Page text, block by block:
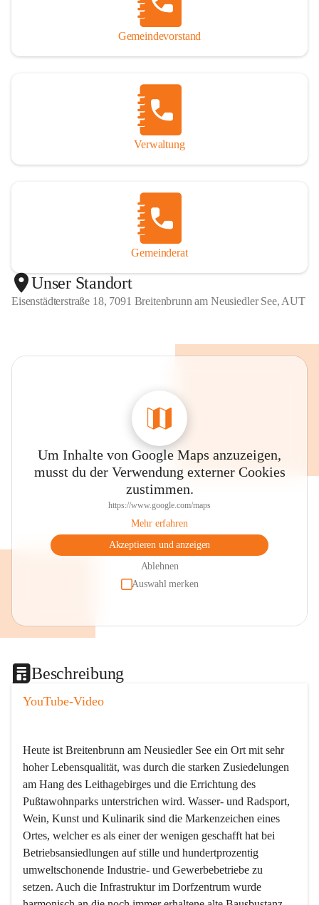
Gemeindevorstand
Verwaltung
Gemeinderat
Unser Standort
Eisenstädterstraße 18, 7091 Breitenbrunn am Neusiedler See, AUT
Um Inhalte von Google Maps anzuzeigen,
musst du der Verwendung externer Cookies
zustimmen.
https://www.google.com/maps
Mehr erfahren
Akzeptieren und anzeigen
Ablehnen
Auswahl merken
Beschreibung
YouTube-Video
Heute ist Breitenbrunn am Neusiedler See ein Ort mit sehr
hoher Lebensqualität, was durch die starken Zusiedelungen
am Hang des Leithagebirges und die Errichtung des
Pußtawohnparks unterstrichen wird. Wasser- und Radsport,
Wein, Kunst und Kulinarik sind die Markenzeichen eines
Ortes, welcher es als einer der wenigen geschafft hat bei
Betriebsansiedlungen auf stille und hundertprozentig
umweltschonende Industrie- und Gewerbebetriebe zu
setzen. Auch die Infrastruktur im Dorfzentrum wurde